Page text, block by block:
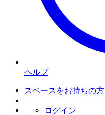
ヘルプ
スペースをお持ちの方
ログイン